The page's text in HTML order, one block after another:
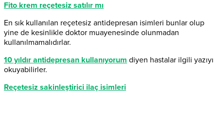
Fito krem reçetesiz satılır mı
En sık kullanılan reçetesiz antidepresan isimleri bunlar olup
yine de kesinlikle doktor muayenesinde olunmadan
kullanılmamalıdırlar.
10 yıldır antidepresan kullanıyorum diyen hastalar ilgili yazıyı
okuyabilirler.
Reçetesiz sakinleştirici ilaç isimleri